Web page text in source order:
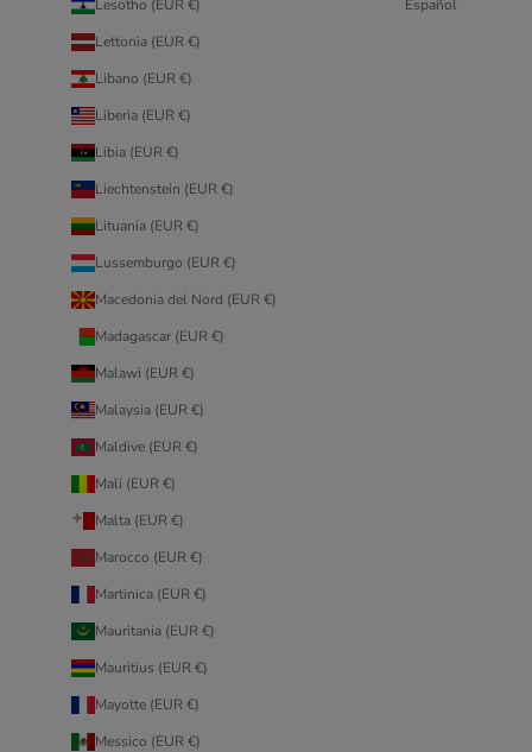
Lesotho (EUR €)
Lettonia (EUR €)
Libano (EUR €)
Liberia (EUR €)
Libia (EUR €)
Liechtenstein (EUR €)
Lituania (EUR €)
Lussemburgo (EUR €)
Macedonia del Nord (EUR €)
Madagascar (EUR €)
Malawi (EUR €)
Malaysia (EUR €)
Maldive (EUR €)
Mali (EUR €)
Malta (EUR €)
Marocco (EUR €)
Martinica (EUR €)
Mauritania (EUR €)
Mauritius (EUR €)
Mayotte (EUR €)
Messico (EUR €)
Español